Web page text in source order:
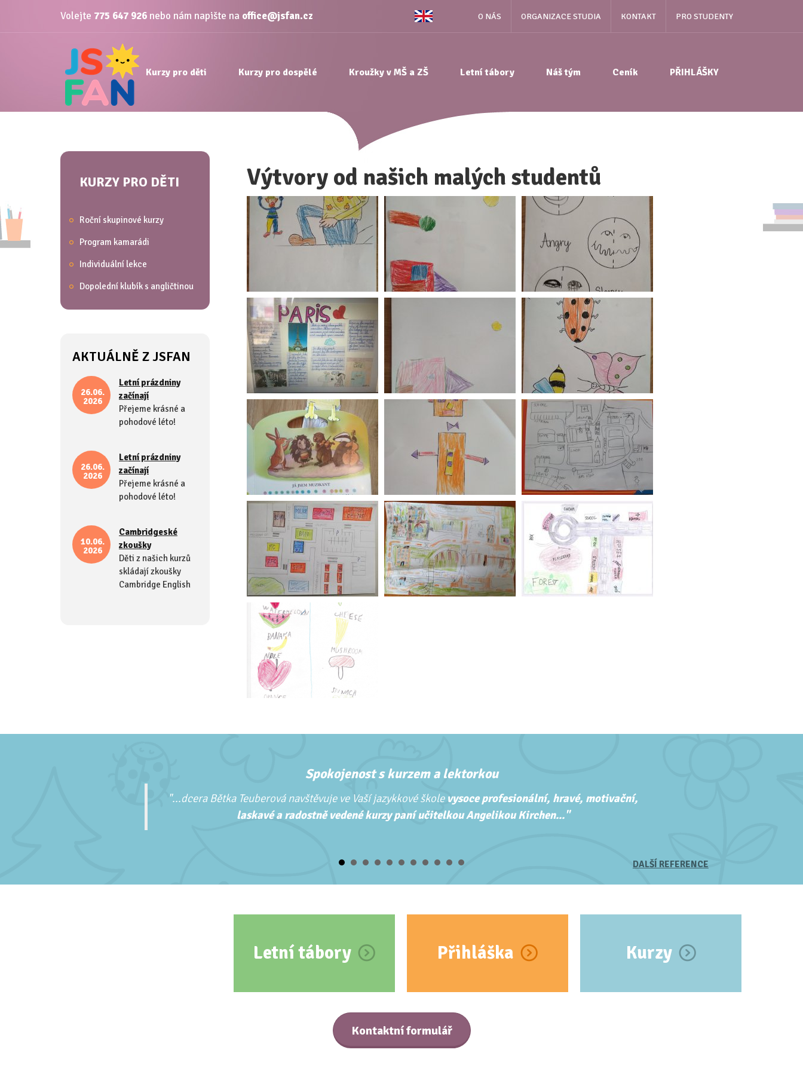
Volejte 775 647 926 nebo nám napište na office@jsfan.cz O NÁS ORGANIZACE STUDIA KONTAKT PRO STUDENTY
Kurzy pro děti Kurzy pro dospělé Kroužky v MŠ a ZŠ Letní tábory Náš tým Ceník PŘIHLÁŠKY
Výtvory od našich malých studentů
KURZY PRO DĚTI
Roční skupinové kurzy
Program kamarádi
Individuální lekce
Dopolední klubík s angličtinou
AKTUÁLNĚ Z JSFAN
26.06.
2026
Letní prázdniny
začínají
Přejeme krásné a
pohodové léto!
26.06.
2026
Letní prázdniny
začínají
Přejeme krásné a
pohodové léto!
10.06.
2026
Cambridgeské
zkoušky
Děti z našich kurzů
skládají zkoušky
Cambridge English
Spokojenost s kurzem a lektorkou
"...dcera Bětka Teuberová navštěvuje ve Vaší jazykkové škole vysoce profesionální, hravé, motivační,
laskavé a radostně vedené kurzy paní učitelkou Angelikou Kirchen..."
DALŠÍ REFERENCE
Letní tábory Přihláška Kurzy
Kontaktní formulář